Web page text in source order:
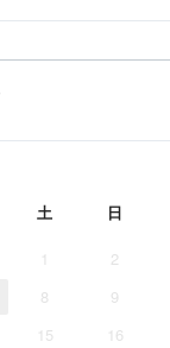
土 日
1
2
8
9
15
16